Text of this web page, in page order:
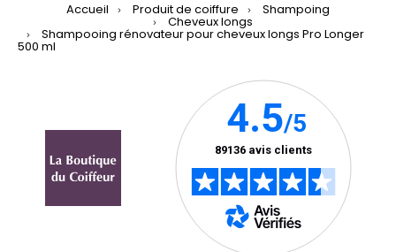
Accueil Produit de coiffure Shampoing
Cheveux longs
Shampooing rénovateur pour cheveux longs Pro Longer
500 ml